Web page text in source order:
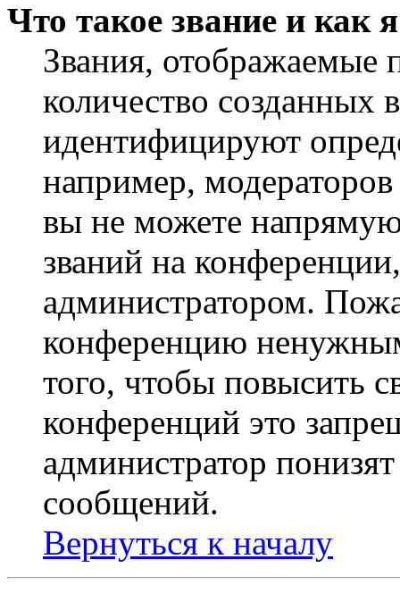
Что такое звание и как
Звания,
количество
идентифицируют
например,
вы не можете
званий на
администратором.
конференцию
того, чтобы повысить
конференций это
администратор
сообщений.
Вернуться к началу